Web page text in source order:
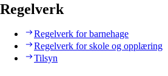
Regelverk
Regelverk for barnehage
Regelverk for skole og opplæring
Tilsyn